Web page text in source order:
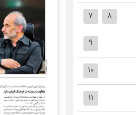
۷ ۸
۹
۱۰
۱۱